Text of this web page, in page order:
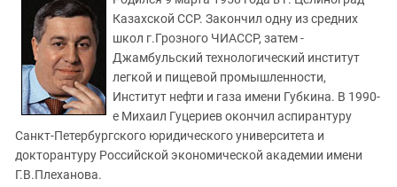
ЗАСТАВЛЯЕТ
КАВКАЗ ЗА ПАЛЕСТИНУ
ПРЕСЛЕДОВАНИЕ АКТИВИСТОВ
МОБИЛИЗАЦИЯ И ПРОТЕСТЫ
Дагестан
Ингушетия
Кабардино-Балкария
Калмыкия
Карачаево-Черкесия
Краснодарский край
Нагорный Карабах
Казахской ССР. Закончил одну из средних
школ г.Грозного ЧИАССР, затем -
Джамбульский технологический институт
легкой и пищевой промышленности,
Институт нефти и газа имени Губкина. В 1990-
е Михаил Гуцериев окончил аспирантуру
Санкт-Петербургского юридического университета и
докторантуру Российской экономической академии имени
Г.В.Плеханова.